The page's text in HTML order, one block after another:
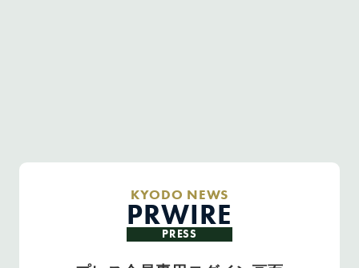
KYODO NEWS
PRWIRE
PRESS